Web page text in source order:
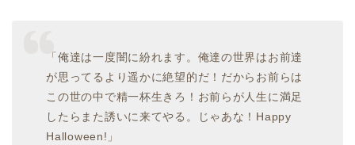
「俺達は一度闇に紛れます。俺達の世界はお前達
が思ってるより遥かに絶望的だ！だからお前らは
この世の中で精一杯生きろ！お前らが人生に満足
したらまた誘いに来てやる。じゃあな！Happy
Halloween!」